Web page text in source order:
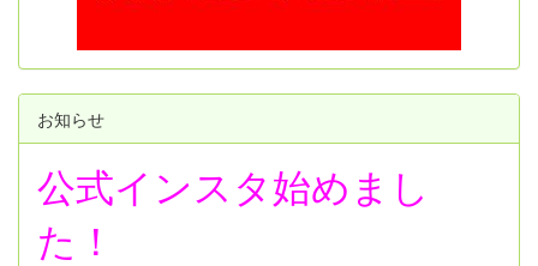
お知らせ
公式インスタ始めまし
た！